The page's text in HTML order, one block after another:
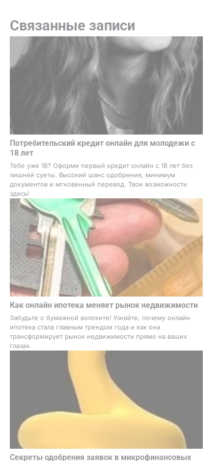
Связанные записи
Потребительский кредит онлайн для молодежи с
18 лет
Тебе уже 18? Оформи первый кредит онлайн с 18 лет без
лишней суеты. Высокий шанс одобрения, минимум
документов и мгновенный перевод. Твои возможности
здесь!
Как онлайн ипотека меняет рынок недвижимости
Забудьте о бумажной волоките! Узнайте, почему онлайн
ипотека стала главным трендом года и как она
трансформирует рынок недвижимости прямо на ваших
глазах.
Секреты одобрения заявок в микрофинансовых